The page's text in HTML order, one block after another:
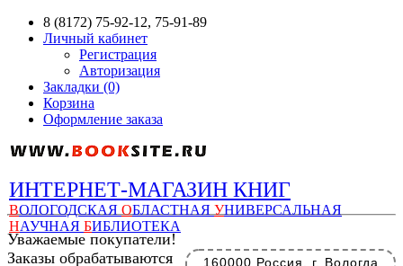
8 (8172) 75-92-12, 75-91-89
Личный кабинет
Регистрация
Авторизация
Закладки (0)
Корзина
Оформление заказа
ИНТЕРНЕТ-МАГАЗИН КНИГ
ВОЛОГОДСКАЯ ОБЛАСТНАЯ УНИВЕРСАЛЬНАЯ
НАУЧНАЯ БИБЛИОТЕКА
160000 Россия, г. Вологда
Уважаемые покупатели!
Заказы обрабатываются